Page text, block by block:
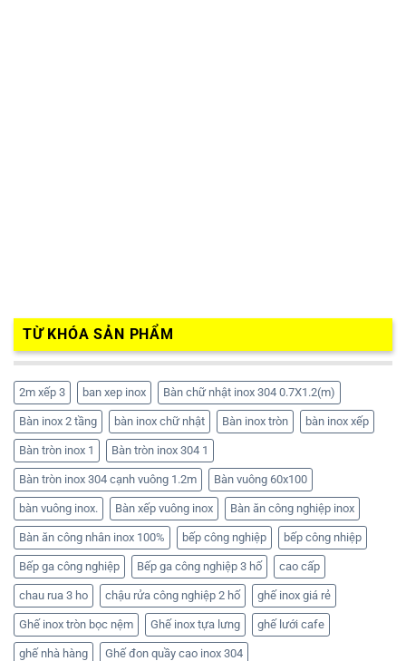
TỪ KHÓA SẢN PHẨM
2m xếp 3 ban xep inox Bàn chữ nhật inox 304 0.7X1.2(m)
Bàn inox 2 tầng bàn inox chữ nhật Bàn inox tròn bàn inox xếp
Bàn tròn inox 1 Bàn tròn inox 304 1
Bàn tròn inox 304 cạnh vuông 1.2m Bàn vuông 60x100
bàn vuông inox. Bàn xếp vuông inox Bàn ăn công nghiệp inox
Bàn ăn công nhân inox 100% bếp công nghiệp bếp công nhiệp
Bếp ga công nghiệp Bếp ga công nghiệp 3 hố cao cấp
chau rua 3 ho chậu rửa công nghiệp 2 hố ghế inox giá rẻ
Ghế inox tròn bọc nệm Ghế inox tựa lưng ghế lưới cafe
ghế nhà hàng Ghế đon quầy cao inox 304